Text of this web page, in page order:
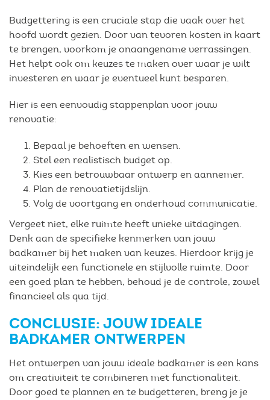
Budgettering is een cruciale stap die vaak over het
hoofd wordt gezien. Door van tevoren kosten in kaart
te brengen, voorkom je onaangename verrassingen.
Het helpt ook om keuzes te maken over waar je wilt
investeren en waar je eventueel kunt besparen.
Hier is een eenvoudig stappenplan voor jouw
renovatie:
Bepaal je behoeften en wensen.
Stel een realistisch budget op.
Kies een betrouwbaar ontwerp en aannemer.
Plan de renovatietijdslijn.
Volg de voortgang en onderhoud communicatie.
Vergeet niet, elke ruimte heeft unieke uitdagingen.
Denk aan de specifieke kenmerken van jouw
badkamer bij het maken van keuzes. Hierdoor krijg je
uiteindelijk een functionele en stijlvolle ruimte. Door
een goed plan te hebben, behoud je de controle, zowel
financieel als qua tijd.
CONCLUSIE: JOUW IDEALE
BADKAMER ONTWERPEN
Het ontwerpen van jouw ideale badkamer is een kans
om creativiteit te combineren met functionaliteit.
Door goed te plannen en te budgetteren, breng je je